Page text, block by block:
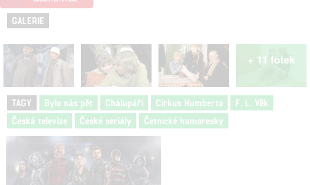
GALERIE
+ 11 fotek
TAGY Bylo nás pět Chalupáři Cirkus Humberto
F. L. Věk
Česká televize
České seriály Četnické humoresky